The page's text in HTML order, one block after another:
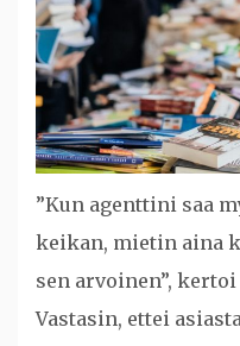
”Kun agenttini saa
keikan, mietin aina
sen arvoinen”,
Vastasin, ettei